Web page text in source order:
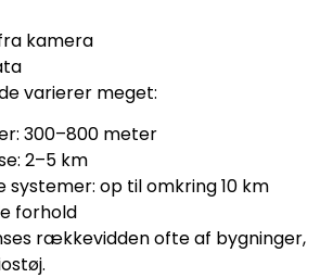
kamera
varierer meget:
300–800 meter
2–5 km
systemer: op til omkring 10 km
forhold
rækkevidden ofte af bygninger,